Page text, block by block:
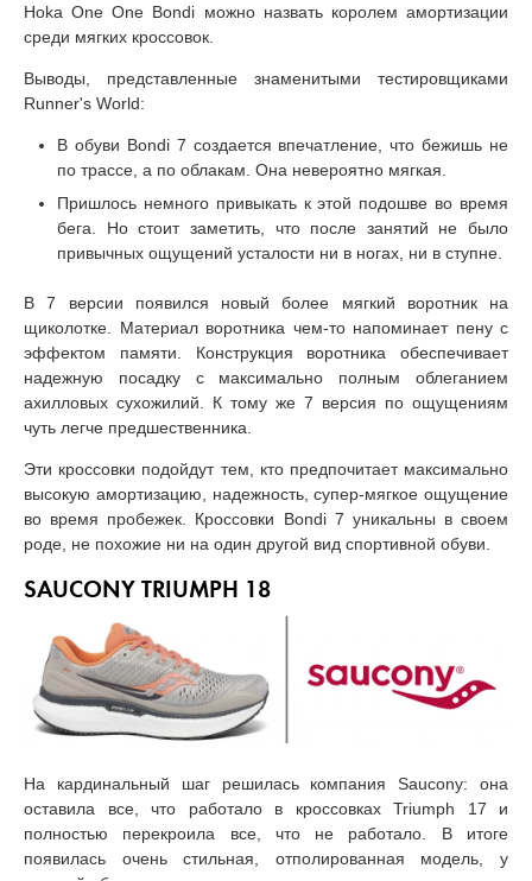
Hoka One One Bondi можно назвать королем амортизации
среди мягких кроссовок.
Выводы, представленные знаменитыми тестировщиками
Runner's World:
В обуви Bondi 7 создается впечатление, что бежишь не
по трассе, а по облакам. Она невероятно мягкая.
Пришлось немного привыкать к этой подошве во время
бега. Но стоит заметить, что после занятий не было
привычных ощущений усталости ни в ногах, ни в ступне.
В 7 версии появился новый более мягкий воротник на
щиколотке. Материал воротника чем-то напоминает пену с
эффектом памяти. Конструкция воротника обеспечивает
надежную посадку с максимально полным облеганием
ахилловых сухожилий. К тому же 7 версия по ощущениям
чуть легче предшественника.
Эти кроссовки подойдут тем, кто предпочитает максимально
высокую амортизацию, надежность, супер-мягкое ощущение
во время пробежек. Кроссовки Bondi 7 уникальны в своем
роде, не похожие ни на один другой вид спортивной обуви.
SAUCONY TRIUMPH 18
На кардинальный шаг решилась компания Saucony: она
оставила все, что работало в кроссовках Triumph 17 и
полностью перекроила все, что не работало. В итоге
появилась очень стильная, отполированная модель, у